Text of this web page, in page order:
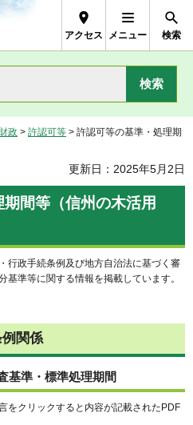
Prefecture
アクセス メニュー 検索
政 > 許認可等 > 許認可等の基準・処理期
更新日：2025年5月2日
間等（信州の木活用
行政手続条例及び地方自治法に基づく審
基準等に関する情報を掲載しています。
関係
基準・標準処理期間
をクリックすると内容が記載されたPDF